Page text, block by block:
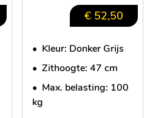
€ 52,50
• Kleur: Donker Grijs
• Zithoogte: 47 cm
• Max. belasting: 100
kg